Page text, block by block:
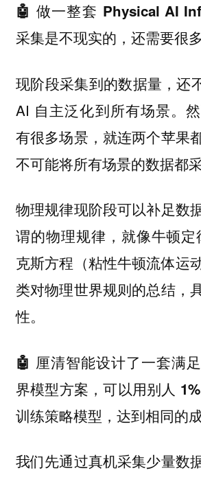
🤖 做一整套 Physical AI
采集是不现实的，还需要很
现阶段采集到的数据量，还
AI 自主泛化到所有场景。
有很多场景，就连两个苹果
不可能将所有场景的数据都采
物理规律现阶段可以补足数
谓的物理规律，就像牛顿
克斯方程（粘性牛顿流体运
类对物理世界规则的总结，
性。
🤖 厘清智能设计了一套满
界模型方案，可以用别人
训练策略模型，达到相同的成
我们先通过真机采集少量数